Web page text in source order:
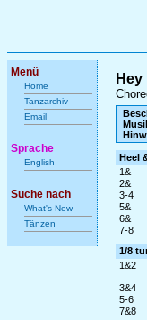
Menü
Home
Tanzarchiv
Email
Sprache
English
Suche nach
What's New
Tänzen
Heel
1&
2&
3-4
5&
6&
7-8
1/8
1&2
3&4
5-6
7&8